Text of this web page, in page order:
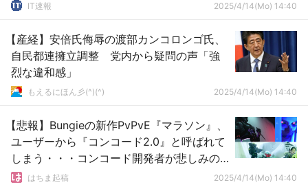
IT速報 2025/4/14(Mo) 14:40
【産経】安倍氏侮辱の渡部カンコロンゴ氏、
自民都連擁立調整 党内から疑問の声「強
烈な違和感」
もえるにほん彡(^)(^) 2025/4/14(Mo) 14:40
【悲報】Bungieの新作PvPvE『マラソン』、
ユーザーから『コンコード2.0』と呼ばれて
しまう・・・コンコード開発者が悲しみの
コメント「発売される前に失敗作と呼ぶの
はちま起稿 2025/4/14(Mo) 14:40